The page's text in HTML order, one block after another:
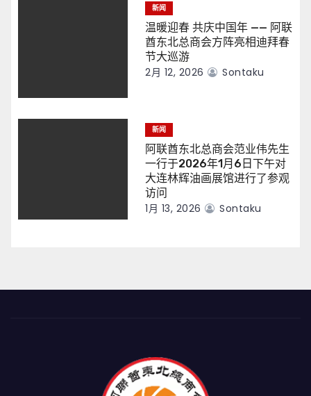
新闻
温暖迎春 共庆中国年 —— 阿联
酋东北总商会方阵亮相迪拜春
节大巡游
2月 12, 2026 Sontaku
新闻
阿联酋东北总商会范业伟先生
一行于2026年1月6日下午对
大连林辉油画展馆进行了参观
访问
1月 13, 2026 Sontaku